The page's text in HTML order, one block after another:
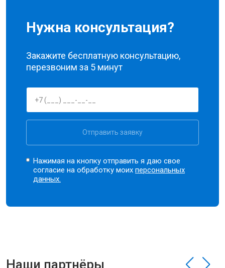
Нужна консультация?
Закажите бесплатную консультацию,
перезвоним за 5 минут
Отправить заявку
Нажимая на кнопку отправить я даю свое
согласие на обработку моихперсональных
данных.
Наши партнёры